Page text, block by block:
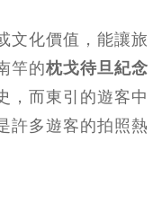
文化價值，能讓旅
竿的枕戈待旦紀念
，而東引的遊客中
許多遊客的拍照熱